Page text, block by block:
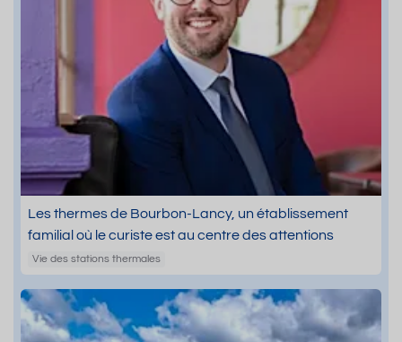
Les thermes de Bourbon-Lancy, un établissement
familial où le curiste est au centre des attentions
Vie des stations thermales